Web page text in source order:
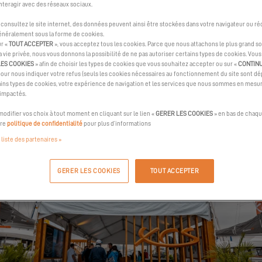
Excess aux « Best in show Awards » dans la catégorie « Stand de
avec des réseaux sociaux.
consultez le site internet, des données peuvent ainsi être stockées dans votre navigateur ou
sous la forme de cookies.
«TOUT ACCEPTER », vous acceptez tous les cookies. Parce que nous attachons le plus grand
vie privée, nous vous donnons la possibilité de ne pas autoriser certains types de cookies.
COOKIES » afin de choisir les types de cookies que vous souhaitez accepter ou sur «
nous indiquer votre refus (seuls les cookies nécessaires au fonctionnement du site sont
types de cookies, votre expérience de navigation et les services que nous sommes en
vos choix à tout moment en cliquant sur le lien «GERER LES COOKIES » en bas de
politique de confidentialitépour plus d’informations
liste des partenaires »
GERER LES COOKIES TOUT ACCEPTER